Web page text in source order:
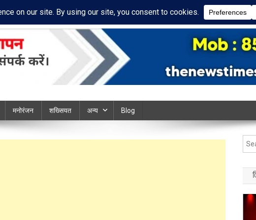
Policy Disclaimer
chandauli
मनोरंजन शख्सियत अन्य Blog